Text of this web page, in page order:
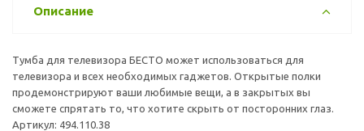
Описание
Тумба для телевизора БЕСТО может использоваться для
телевизора и всех необходимых гаджетов. Открытые полки
продемонстрируют ваши любимые вещи, а в закрытых вы
сможете спрятать то, что хотите скрыть от посторонних глаз.
Артикул: 494.110.38